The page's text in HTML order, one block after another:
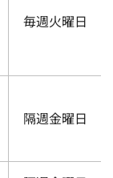
毎週火曜日
隔週金曜日